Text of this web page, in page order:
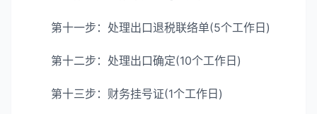
第十一步：处理出口退税联络单(5个工作日)
第十二步：处理出口确定(10个工作日)
第十三步：财务挂号证(1个工作日)